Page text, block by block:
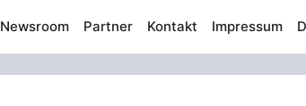
Newsroom Partner Kontakt Impressum